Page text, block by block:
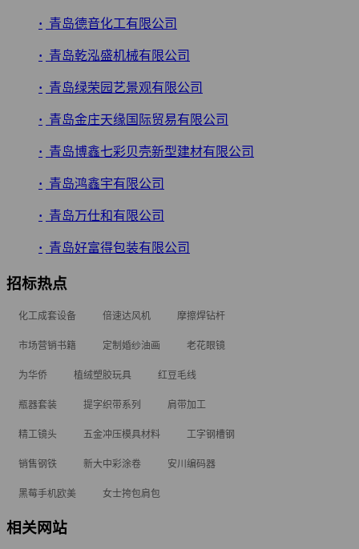
· 青岛德音化工有限公司
· 青岛乾泓盛机械有限公司
· 青岛绿荣园艺景观有限公司
· 青岛金庄天缘国际贸易有限公司
· 青岛博鑫七彩贝壳新型建材有限公司
· 青岛鸿鑫宇有限公司
· 青岛万仕和有限公司
· 青岛好富得包装有限公司
招标热点
化工成套设备 倍速达风机 摩擦焊钻杆
市场营销书籍 定制婚纱油画 老花眼镜
为华侨 植绒塑胶玩具 红豆毛线
瓶器套装 提字织带系列 肩带加工
精工镜头 五金冲压模具材料 工字钢槽钢
销售钢铁 新大中彩涂卷 安川编码器
黑莓手机欧美 女士挎包肩包
相关网站